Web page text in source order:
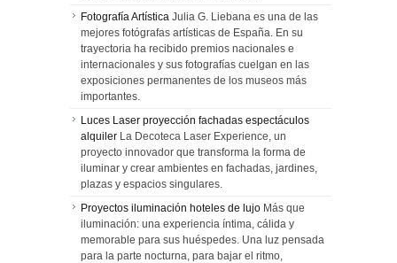
Fotografía Artística Julia G. Liebana es una de las
mejores fotógrafas artísticas de España. En su
trayectoria ha recibido premios nacionales e
internacionales y sus fotografías cuelgan en las
exposiciones permanentes de los museos más
importantes.
Luces Laser proyección fachadas espectáculos
alquiler La Decoteca Laser Experience, un
proyecto innovador que transforma la forma de
iluminar y crear ambientes en fachadas, jardines,
plazas y espacios singulares.
Proyectos iluminación hoteles de lujo Más que
iluminación: una experiencia íntima, cálida y
memorable para sus huéspedes. Una luz pensada
para la parte nocturna, para bajar el ritmo,